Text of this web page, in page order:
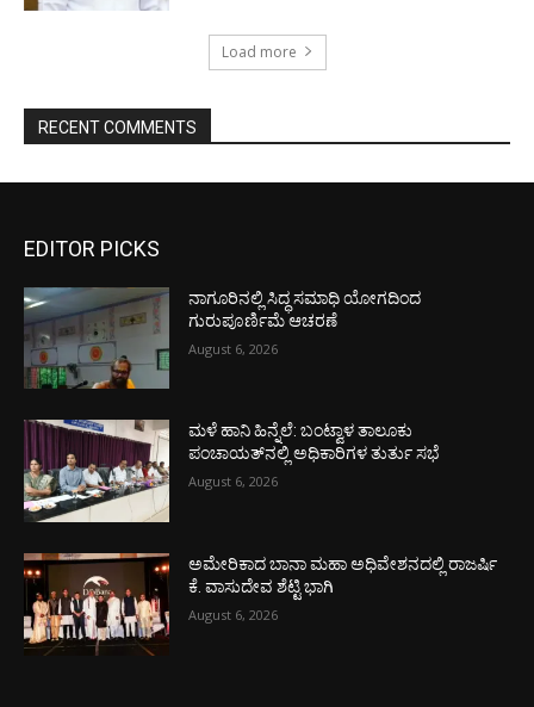
Load more
RECENT COMMENTS
EDITOR PICKS
ನಾಗೂರಿನಲ್ಲಿ ಸಿದ್ಧ ಸಮಾಧಿ ಯೋಗದಿಂದ
ಗುರುಪೂರ್ಣಿಮೆ ಆಚರಣೆ
August 6, 2026
ಮಳೆ ಹಾನಿ ಹಿನ್ನೆಲೆ: ಬಂಟ್ವಾಳ ತಾಲೂಕು
ಪಂಚಾಯತ್‌ನಲ್ಲಿ ಅಧಿಕಾರಿಗಳ ತುರ್ತು ಸಭೆ
August 6, 2026
ಅಮೇರಿಕಾದ ಬಾನಾ ಮಹಾ ಅಧಿವೇಶನದಲ್ಲಿ ರಾಜರ್ಷಿ
ಕೆ. ವಾಸುದೇವ ಶೆಟ್ಟಿ ಭಾಗಿ
August 6, 2026